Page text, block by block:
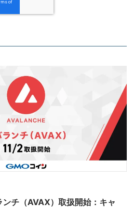
チ（AVAX）取扱開始：キャ